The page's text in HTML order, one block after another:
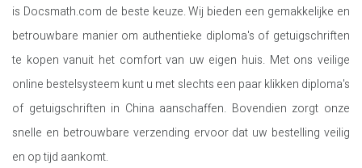
is Docsmath.com de beste keuze. Wij bieden een gemakkelijke en
betrouwbare manier om authentieke diploma's of getuigschriften
te kopen vanuit het comfort van uw eigen huis. Met ons veilige
online bestelsysteem kunt u met slechts een paar klikken diploma's
of getuigschriften in China aanschaffen. Bovendien zorgt onze
snelle en betrouwbare verzending ervoor dat uw bestelling veilig
en op tijd aankomt.